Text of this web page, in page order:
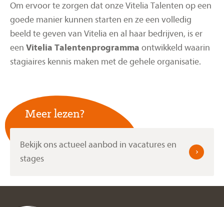
Om ervoor te zorgen dat onze Vitelia Talenten op een
goede manier kunnen starten en ze een volledig
beeld te geven van Vitelia en al haar bedrijven, is er
een Vitelia Talentenprogramma ontwikkeld waarin
stagiaires kennis maken met de gehele organisatie.
Meer lezen?
Bekijk ons actueel aanbod in vacatures en
stages